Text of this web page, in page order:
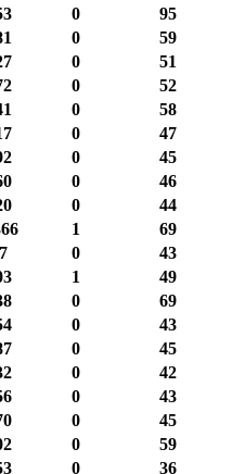
0
95
0
59
0
51
0
52
0
58
0
47
0
45
0
46
0
44
1
69
0
43
1
49
0
69
0
43
0
45
0
42
0
43
0
45
0
59
0 36